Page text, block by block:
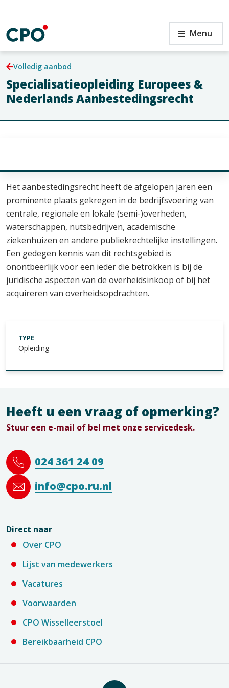
de
inhoud
Specialisatieopleiding
Europees
&
Nederlands
Menu
Volledig aanbod
Specialisatieopleiding Europees &
Nederlands Aanbestedingsrecht
Het aanbestedingsrecht heeft de afgelopen jaren een
prominente plaats gekregen in de bedrijfsvoering van
centrale, regionale en lokale (semi-)overheden,
waterschappen, nutsbedrijven, academische
ziekenhuizen en andere publiekrechtelijke instellingen.
Een gedegen kennis van dit rechtsgebied is
onontbeerlijk voor een ieder die betrokken is bij de
juridische aspecten van de overheidsinkoop of bij het
acquireren van overheidsopdrachten.
TYPE
Opleiding
Heeft u een vraag of opmerking?
Stuur een e-mail of bel met onze servicedesk.
024 361 24 09
info@cpo.ru.nl
Direct naar
Over CPO
Lijst van medewerkers
Vacatures
Voorwaarden
CPO Wisselleerstoel
Bereikbaarheid CPO